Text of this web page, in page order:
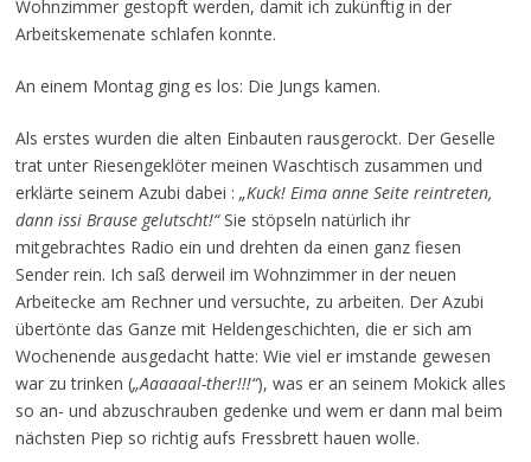
Wohnzimmer gestopft werden, damit ich zukünftig in der
Arbeitskemenate schlafen konnte.
An einem Montag ging es los: Die Jungs kamen.
Als erstes wurden die alten Einbauten rausgerockt. Der Geselle
trat unter Riesengeklöter meinen Waschtisch zusammen und
erklärte seinem Azubi dabei : „Kuck! Eima anne Seite reintreten,
dann issi Brause gelutscht!“Sie stöpseln natürlich ihr
mitgebrachtes Radio ein und drehten da einen ganz fiesen
Sender rein. Ich saß derweil im Wohnzimmer in der neuen
Arbeitecke am Rechner und versuchte, zu arbeiten. Der Azubi
übertönte das Ganze mit Heldengeschichten, die er sich am
Wochenende ausgedacht hatte: Wie viel er imstande gewesen
war zu trinken („Aaaaaal-ther!!!“), was er an seinem Mokick alles
so an- und abzuschrauben gedenke und wem er dann mal beim
nächsten Piep so richtig aufs Fressbrett hauen wolle.